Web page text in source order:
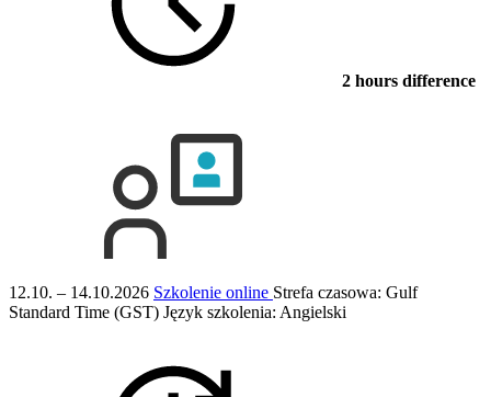
2 hours difference
12.10. – 14.10.2026 Szkolenie online Strefa czasowa: Gulf
Standard Time (GST) Język szkolenia: Angielski